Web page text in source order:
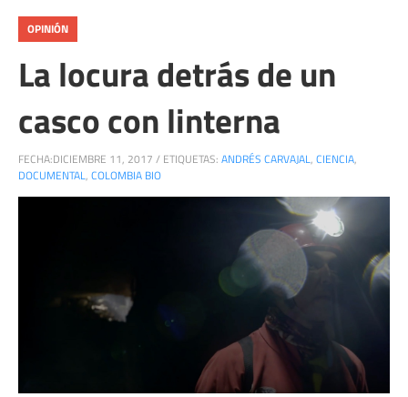
OPINIÓN
La locura detrás de un
casco con linterna
FECHA:DICIEMBRE 11, 2017 / ETIQUETAS: ANDRÉS CARVAJAL, CIENCIA,
DOCUMENTAL, COLOMBIA BIO